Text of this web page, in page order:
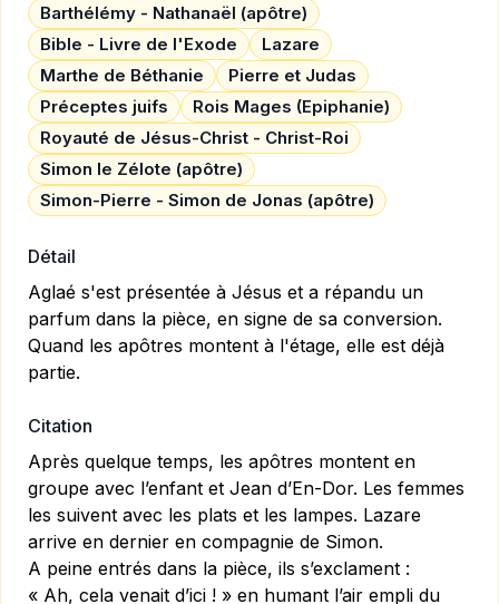
Barthélémy - Nathanaël (apôtre)
Bible - Livre de l'Exode
Lazare
Marthe de Béthanie
Pierre et Judas
Préceptes juifs
Rois Mages (Epiphanie)
Royauté de Jésus-Christ - Christ-Roi
Simon le Zélote (apôtre)
Simon-Pierre - Simon de Jonas (apôtre)
Détail
Aglaé s'est présentée à Jésus et a répandu un
parfum dans la pièce, en signe de sa conversion.
Quand les apôtres montent à l'étage, elle est déjà
partie.
Citation
Après quelque temps, les apôtres montent en
groupe avec l’enfant et Jean d’En-Dor. Les femmes
les suivent avec les plats et les lampes. Lazare
arrive en dernier en compagnie de Simon.
A peine entrés dans la pièce, ils s’exclament :
« Ah, cela venait d’ici ! » en humant l’air empli du